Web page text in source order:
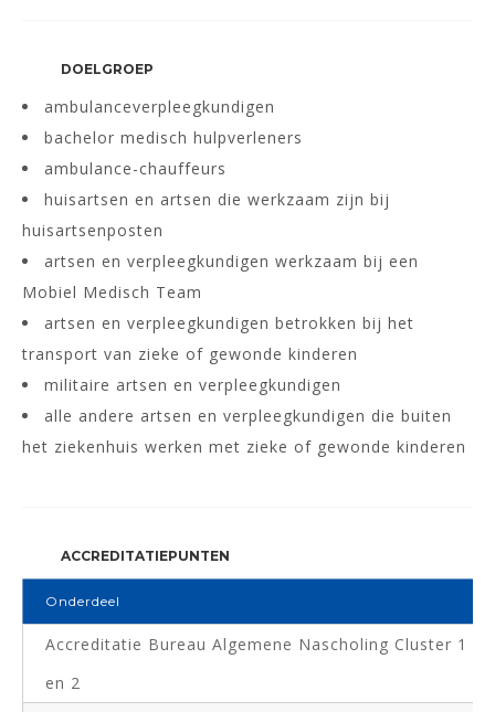
DOELGROEP
ambulanceverpleegkundigen
bachelor medisch hulpverleners
ambulance-chauffeurs
huisartsen en artsen die werkzaam zijn bij
huisartsenposten
artsen en verpleegkundigen werkzaam bij een
Mobiel Medisch Team
artsen en verpleegkundigen betrokken bij het
transport van zieke of gewonde kinderen
militaire artsen en verpleegkundigen
alle andere artsen en verpleegkundigen die buiten
het ziekenhuis werken met zieke of gewonde kinderen
ACCREDITATIEPUNTEN
Onderdeel
Accreditatie Bureau Algemene Nascholing Cluster 1
en 2